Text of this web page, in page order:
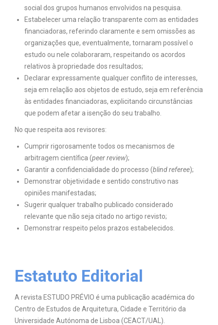
social dos grupos humanos envolvidos na pesquisa.
Estabelecer uma relação transparente com as entidades
financiadoras, referindo claramente e sem omissões as
organizações que, eventualmente, tornaram possível o
estudo ou nele colaboraram, respeitando os acordos
relativos à propriedade dos resultados;
Declarar expressamente qualquer conflito de interesses,
seja em relação aos objetos de estudo, seja em referência
às entidades financiadoras, explicitando circunstâncias
que podem afetar a isenção do seu trabalho.
No que respeita aos revisores:
Cumprir rigorosamente todos os mecanismos de
arbitragem científica (peer review);
Garantir a confidencialidade do processo (blind referee);
Demonstrar objetividade e sentido construtivo nas
opiniões manifestadas;
Sugerir qualquer trabalho publicado considerado
relevante que não seja citado no artigo revisto;
Demonstrar respeito pelos prazos estabelecidos.
Estatuto Editorial
A revista ESTUDO PRÉVIO é uma publicação académica do
Centro de Estudos de Arquitetura, Cidade e Território da
Universidade Autónoma de Lisboa (CEACT/UAL).